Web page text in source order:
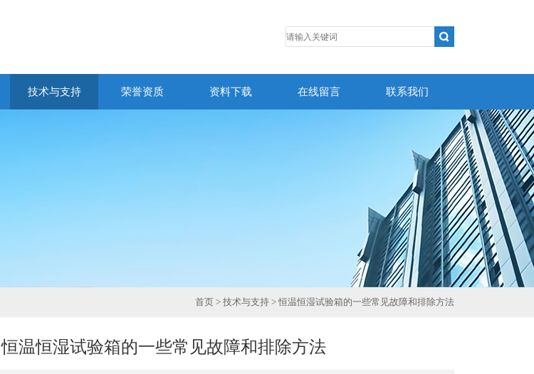
技术与支持 荣誉资质 资料下载 在线留言 联系我们
首页 > 技术与支持 > 恒温恒湿试验箱的一些常见故障和排除方法
恒温恒湿试验箱的一些常见故障和排除方法